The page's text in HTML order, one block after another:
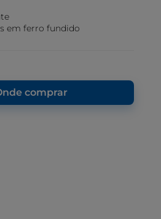
em ferro fundido
comprar